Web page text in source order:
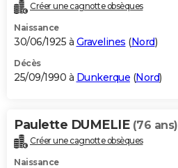
Créer une cagnotte obsèques
Naissance
30/06/1925 à Gravelines (Nord)
Décès
25/09/1990 à Dunkerque (Nord)
Paulette DUMELIE (76 ans)
Créer une cagnotte obsèques
Naissance